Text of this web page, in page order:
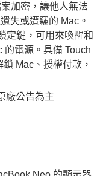
加密，讓他人無法
失或遭竊的 Mac。
定鍵，可用來喚醒和
的電源。具備 Touch
Mac、授權付款，
廠公告為主